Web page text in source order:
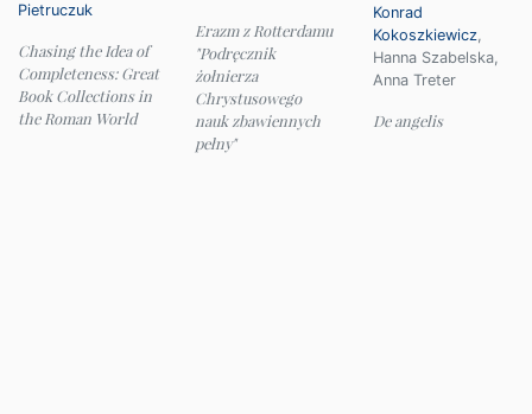
Pietruczuk
Chasing the Idea of
Completeness: Great
Book Collections in
the Roman World
Erazm z Rotterdamu
"Podręcznik
żołnierza
Chrystusowego
nauk zbawiennych
pełny"
Konrad
Kokoszkiewicz,
Hanna Szabelska,
Anna Treter
De angelis